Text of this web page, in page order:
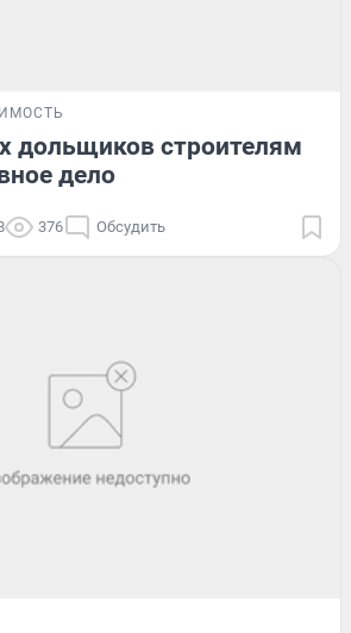
дольщиков строителям
дело
376 Обсудить